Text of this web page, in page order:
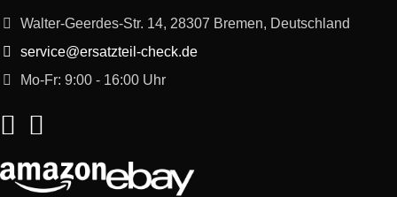
Walter-Geerdes-Str. 14, 28307 Bremen, Deutschland
service@ersatzteil-check.de
Mo-Fr: 9:00 - 16:00 Uhr